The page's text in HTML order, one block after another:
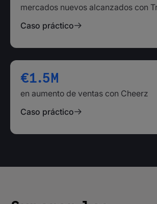
mercados nuevos alcanzados con
Caso práctico
€1.5M
en aumento de ventas con Cheerz
Caso práctico